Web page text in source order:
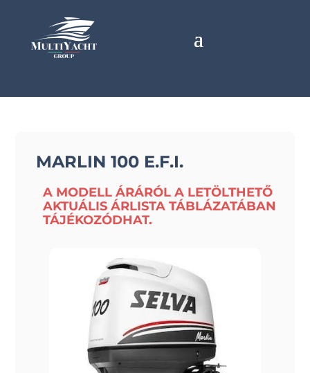
MARLIN 100 E.F.I.
A MODELL ÁRÁRÓL A LETÖLTHETŐ
AKTUÁLIS ÁRLISTA TÁBLÁZATÁBAN
TÁJÉKOZÓDHAT.